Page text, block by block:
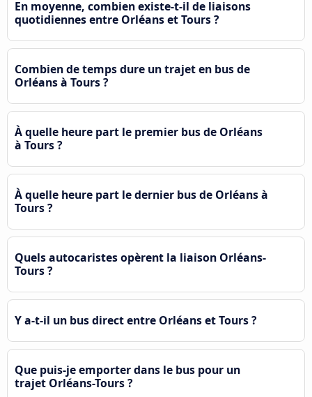
En moyenne, combien existe-t-il de liaisons
quotidiennes entre Orléans et Tours ?
Combien de temps dure un trajet en bus de
Orléans à Tours ?
À quelle heure part le premier bus de Orléans
à Tours ?
À quelle heure part le dernier bus de Orléans à
Tours ?
Quels autocaristes opèrent la liaison Orléans-
Tours ?
Y a-t-il un bus direct entre Orléans et Tours ?
Que puis-je emporter dans le bus pour un
trajet Orléans-Tours ?